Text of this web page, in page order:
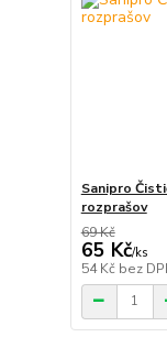
Sanipro
rozprašov
69 Kč
65 Kč/ks
54 Kč bez